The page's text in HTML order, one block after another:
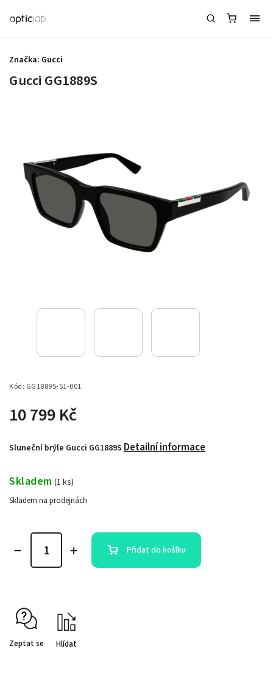
Gucci GG1889S
Kód: GG1889S-51-001
10 799 Kč
Sluneční brýle Gucci GG1889S Detailní informace
Značka: Gucci
Skladem (1 ks)
Skladem na prodejnách
Přidat do košíku
Zeptat se Hlídat